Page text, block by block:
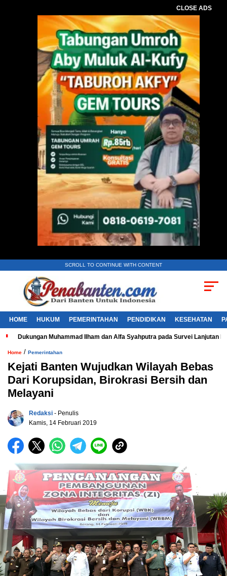
CLOSE ADS
SCROLL TO CONTINUE WITH CONTENT
HOME HUKUM PEMERINTAHAN PENDIDIKAN KESEHATAN
Dukungan Muhammad Ilham dan Alfa Syahputra pada Survei Lanjutan
Home / Pemerintahan
Kejati Banten Wujudkan Wilayah Bebas
Dari Korupsidan, Birokrasi Bersih dan
Melayani
Redaksi - Penulis
Kamis, 14 Februari 2019